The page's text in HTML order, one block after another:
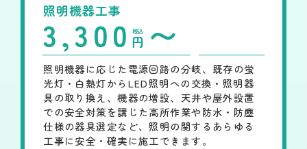
照明機器工事
3,300 円 〜
税込
照明機器に応じた電源回路の分岐、既存の蛍
光灯・白熱灯からLED照明への交換・照明器
具の取り換え、機器の増設、天井や屋外設置
での安全対策を講じた高所作業や防水・防塵
仕様の器具選定など、照明の関するあらゆる
工事に安全・確実に施工できます。